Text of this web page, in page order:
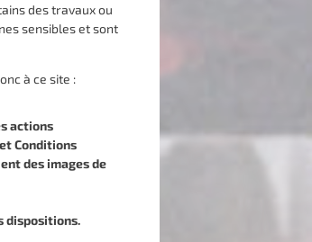
des travaux ou
sensibles et sont
à ce site :
actions
Conditions
des images de
dispositions.